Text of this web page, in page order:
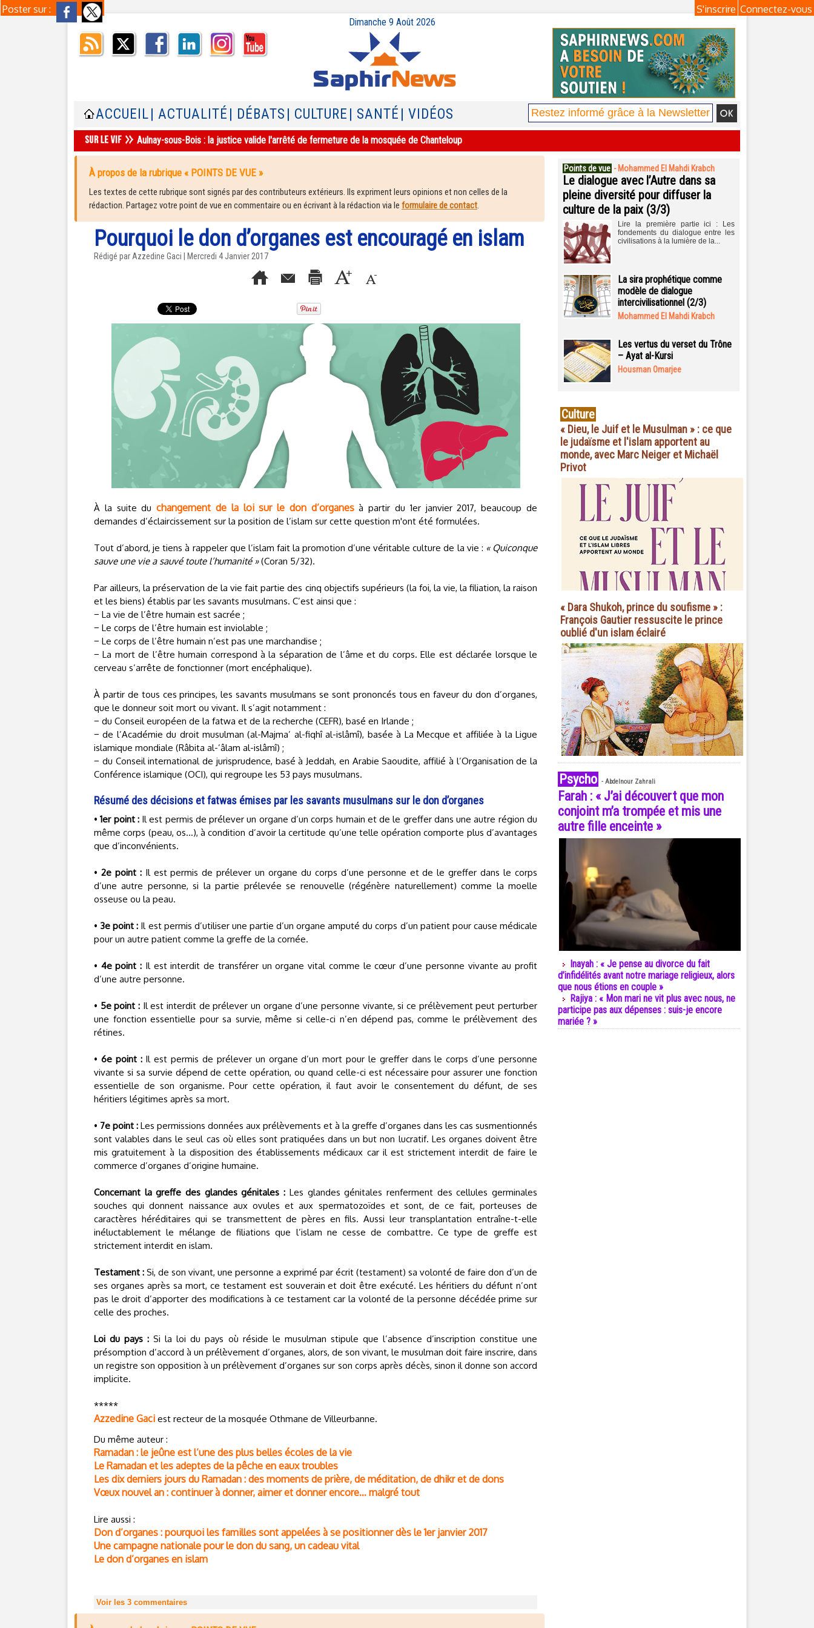
Poster sur : Connectez-vous
S'inscrire
Dimanche 9 Août 2026
ACCUEIL | ACTUALITÉ | DÉBATS | CULTURE | SANTÉ | VIDÉOS
Aulnay-sous-Bois : la justice valide l'arrêté de fermeture de la mosquée de Chanteloup
À propos de la rubrique « POINTS DE VUE »
Les textes de cette rubrique sont signés par des contributeurs extérieurs. Ils expriment leurs opinions et non celles de la
rédaction. Partagez votre point de vue en commentaire ou en écrivant à la rédaction via le formulaire de contact.
Pourquoi le don d’organes est encouragé en islam
Rédigé par Azzedine Gaci | Mercredi 4 Janvier 2017
À la suite duchangement de la loi sur le don d’organesà partir du 1er janvier 2017, beaucoup de
demandes d’éclaircissement sur la position de l’islam sur cette question m'ont été formulées.
Tout d’abord, je tiens à rappeler que l’islam fait la promotion d’une véritable culture de la vie : « Quiconque
sauve une vie a sauvé toute l’humanité »(Coran 5/32).
Par ailleurs, la préservation de la vie fait partie des cinq objectifs supérieurs (la foi, la vie, la filiation, la raison
et les biens) établis par les savants musulmans. C’est ainsi que :
− La vie de l’être humain est sacrée ;
− Le corps de l’être humain est inviolable ;
− Le corps de l’être humain n’est pas une marchandise ;
− La mort de l’être humain correspond à la séparation de l’âme et du corps. Elle est déclarée lorsque le
cerveau s’arrête de fonctionner (mort encéphalique).
À partir de tous ces principes, les savants musulmans se sont prononcés tous en faveur du don d’organes,
que le donneur soit mort ou vivant. Il s’agit notamment :
− du Conseil européen de la fatwa et de la recherche (CEFR), basé en Irlande ;
− de l’Académie du droit musulman (al-Majma’ al-fiqhî al-islâmî), basée à La Mecque et affiliée à la Ligue
islamique mondiale (Râbita al-’âlam al-islâmî) ;
− du Conseil international de jurisprudence, basé à Jeddah, en Arabie Saoudite, affilié à l’Organisation de la
Conférence islamique (OCI), qui regroupe les 53 pays musulmans.
Résumé des décisions et fatwas émises par les savants musulmans sur le don d’organes
•1er point :Il est permis de prélever un organe d’un corps humain et de le greffer dans une autre région du
même corps (peau, os…), à condition d’avoir la certitude qu’une telle opération comporte plus d’avantages
que d’inconvénients.
• 2e point :Il est permis de prélever un organe du corps d’une personne et de le greffer dans le corps
d’une autre personne, si la partie prélevée se renouvelle (régénère naturellement) comme la moelle
osseuse ou la peau.
• 3e point : Il est permis d’utiliser une partie d’un organe amputé du corps d’un patient pour cause médicale
pour un autre patient comme la greffe de la cornée.
• 4e point : Il est interdit de transférer un organe vital comme le cœur d’une personne vivante au profit
d’une autre personne.
• 5e point : Il est interdit de prélever un organe d’une personne vivante, si ce prélèvement peut perturber
une fonction essentielle pour sa survie, même si celle-ci n’en dépend pas, comme le prélèvement des
rétines.
• 6e point :Il est permis de prélever un organe d’un mort pour le greffer dans le corps d’une personne
vivante si sa survie dépend de cette opération, ou quand celle-ci est nécessaire pour assurer une fonction
essentielle de son organisme. Pour cette opération, il faut avoir le consentement du défunt, de ses
héritiers légitimes après sa mort.
• 7e point : Les permissions données aux prélèvements et à la greffe d’organes dans les cas susmentionnés
sont valables dans le seul cas où elles sont pratiquées dans un but non lucratif. Les organes doivent être
mis gratuitement à la disposition des établissements médicaux car il est strictement interdit de faire le
commerce d’organes d’origine humaine.
Concernant la greffe des glandes génitales : Les glandes génitales renferment des cellules germinales
souches qui donnent naissance aux ovules et aux spermatozoïdes et sont, de ce fait, porteuses de
caractères héréditaires qui se transmettent de pères en fils. Aussi leur transplantation entraîne-t-elle
inéluctablement le mélange de filiations que l’islam ne cesse de combattre. Ce type de greffe est
strictement interdit en islam.
Testament : Si, de son vivant, une personne a exprimé par écrit (testament) sa volonté de faire don d’un de
ses organes après sa mort, ce testament est souverain et doit être exécuté. Les héritiers du défunt n’ont
pas le droit d’apporter des modifications à ce testament car la volonté de la personne décédée prime sur
celle des proches.
Loi du pays : Si la loi du pays où réside le musulman stipule que l’absence d’inscription constitue une
présomption d’accord à un prélèvement d’organes, alors, de son vivant, le musulman doit faire inscrire, dans
un registre son opposition à un prélèvement d’organes sur son corps après décès, sinon il donne son accord
implicite.
*****
Azzedine Gaci est recteur de la mosquée Othmane de Villeurbanne.
Du même auteur :
Ramadan : le jeûne est l’une des plus belles écoles de la vie
Le Ramadan et les adeptes de la pêche en eaux troubles
Les dix derniers jours du Ramadan : des moments de prière, de méditation, de dhikr et de dons
Vœux nouvel an : continuer à donner, aimer et donner encore… malgré tout
Lire aussi :
Don d’organes : pourquoi les familles sont appelées à se positionner dès le 1er janvier 2017
Une campagne nationale pour le don du sang, un cadeau vital
Le don d’organes en islam
Voir les 3 commentaires
Points de vue - Mohammed El Mahdi Krabch
Le dialogue avec l’Autre dans sa
pleine diversité pour diffuser la
culture de la paix (3/3)
Lire la première partie ici : Les
fondements du dialogue entre les
civilisations à la lumière de la...
La sira prophétique comme
modèle de dialogue
intercivilisationnel (2/3)
Mohammed El Mahdi Krabch
Les vertus du verset du Trône
– Ayat al-Kursi
Housman Omarjee
Culture
« Dieu, le Juif et le Musulman » : ce que
le judaïsme et l'islam apportent au
monde, avec Marc Neiger et Michaël
Privot
« Dara Shukoh, prince du soufisme » :
François Gautier ressuscite le prince
oublié d'un islam éclairé
Psycho - Abdelnour Zahrali
Farah : « J’ai découvert que mon
conjoint m’a trompée et mis une
autre fille enceinte »
Inayah : « Je pense au divorce du fait
d’infidélités avant notre mariage religieux, alors
que nous étions en couple »
Rajiya : « Mon mari ne vit plus avec nous, ne
participe pas aux dépenses : suis-je encore
mariée ? »